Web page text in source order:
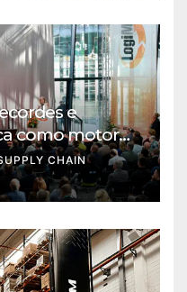
e
como motor
de incerteza
CHAIN